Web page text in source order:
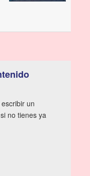
un
si no tienes ya